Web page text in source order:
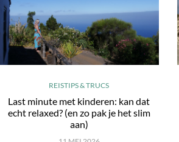
REISTIPS & TRUCS
Last minute met kinderen: kan dat
echt relaxed? (en zo pak je het slim
aan)